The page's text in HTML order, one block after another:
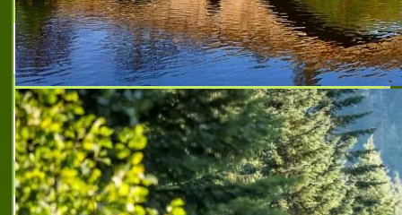
SNS STUDIO
Арт магазин и блог
ЕЛЕКТРОНЕН МАГАЗИН SMART CHOICE
Smart Choice – Интелигентния избор
NAKITIEU